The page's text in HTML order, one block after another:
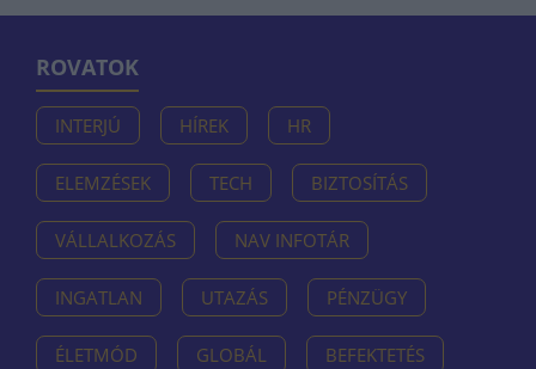
ROVATOK
INTERJÚ HÍREK HR
ELEMZÉSEK TECH BIZTOSÍTÁS
VÁLLALKOZÁS NAV INFOTÁR
INGATLAN UTAZÁS PÉNZÜGY
ÉLETMÓD GLOBÁL BEFEKTETÉS